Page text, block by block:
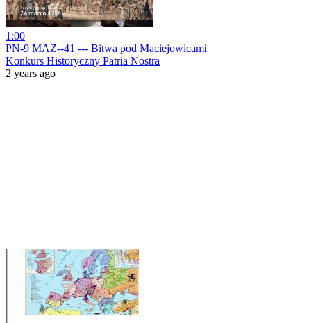
1:00
PN-9 MAZ--41 --- Bitwa pod Maciejowicami
Konkurs Historyczny Patria Nostra
2 years ago